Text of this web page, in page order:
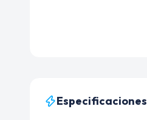
Especificaciones